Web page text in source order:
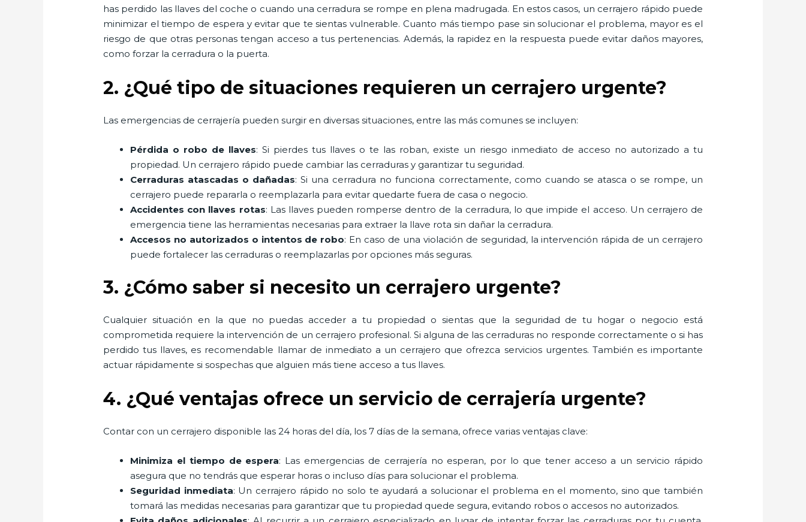
has perdido las llaves del coche o cuando una cerradura se rompe en plena madrugada. En estos casos, un cerrajero rápido puede
minimizar el tiempo de espera y evitar que te sientas vulnerable. Cuanto más tiempo pase sin solucionar el problema, mayor es el
riesgo de que otras personas tengan acceso a tus pertenencias. Además, la rapidez en la respuesta puede evitar daños mayores,
como forzar la cerradura o la puerta.
2. ¿Qué tipo de situaciones requieren un cerrajero urgente?
Las emergencias de cerrajería pueden surgir en diversas situaciones, entre las más comunes se incluyen:
Pérdida o robo de llaves: Si pierdes tus llaves o te las roban, existe un riesgo inmediato de acceso no autorizado a tu
propiedad. Un cerrajero rápido puede cambiar las cerraduras y garantizar tu seguridad.
Cerraduras atascadas o dañadas: Si una cerradura no funciona correctamente, como cuando se atasca o se rompe, un
cerrajero puede repararla o reemplazarla para evitar quedarte fuera de casa o negocio.
Accidentes con llaves rotas: Las llaves pueden romperse dentro de la cerradura, lo que impide el acceso. Un cerrajero de
emergencia tiene las herramientas necesarias para extraer la llave rota sin dañar la cerradura.
Accesos no autorizados o intentos de robo: En caso de una violación de seguridad, la intervención rápida de un cerrajero
puede fortalecer las cerraduras o reemplazarlas por opciones más seguras.
3. ¿Cómo saber si necesito un cerrajero urgente?
Cualquier situación en la que no puedas acceder a tu propiedad o sientas que la seguridad de tu hogar o negocio está
comprometida requiere la intervención de un cerrajero profesional. Si alguna de las cerraduras no responde correctamente o si has
perdido tus llaves, es recomendable llamar de inmediato a un cerrajero que ofrezca servicios urgentes. También es importante
actuar rápidamente si sospechas que alguien más tiene acceso a tus llaves.
4. ¿Qué ventajas ofrece un servicio de cerrajería urgente?
Contar con un cerrajero disponible las 24 horas del día, los 7 días de la semana, ofrece varias ventajas clave:
Minimiza el tiempo de espera: Las emergencias de cerrajería no esperan, por lo que tener acceso a un servicio rápido
asegura que no tendrás que esperar horas o incluso días para solucionar el problema.
Seguridad inmediata: Un cerrajero rápido no solo te ayudará a solucionar el problema en el momento, sino que también
tomará las medidas necesarias para garantizar que tu propiedad quede segura, evitando robos o accesos no autorizados.